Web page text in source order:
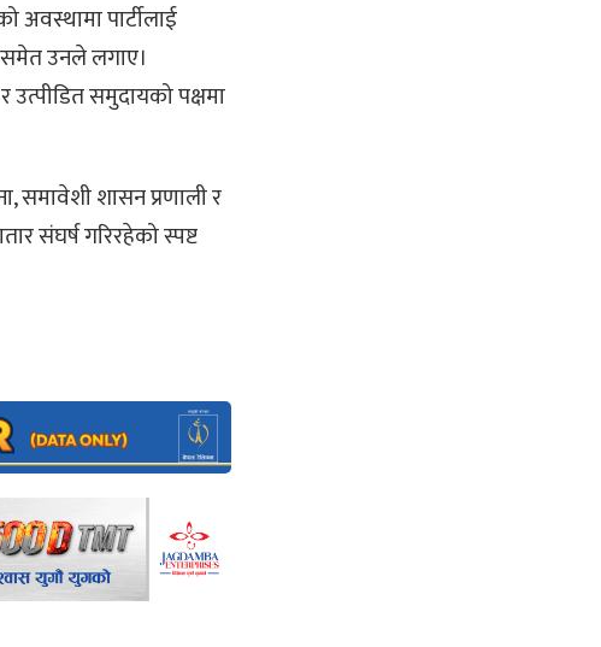
अवस्थामा पार्टीलाई
समेत उनले लगाए।
उत्पीडित समुदायको पक्षमा
समावेशी शासन प्रणाली र
संघर्ष गरिरहेको स्पष्ट